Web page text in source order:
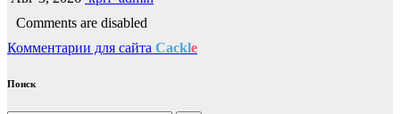
Comments are disabled
Комментарии для сайта Cackle
Поиск